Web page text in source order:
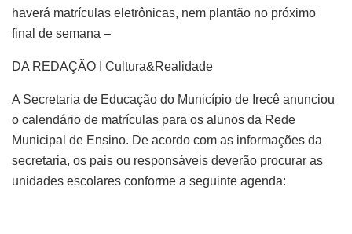
haverá matrículas eletrônicas, nem plantão no próximo
final de semana –
DA REDAÇÃO I Cultura&Realidade
A Secretaria de Educação do Município de Irecê anunciou
o calendário de matrículas para os alunos da Rede
Municipal de Ensino. De acordo com as informações da
secretaria, os pais ou responsáveis deverão procurar as
unidades escolares conforme a seguinte agenda: